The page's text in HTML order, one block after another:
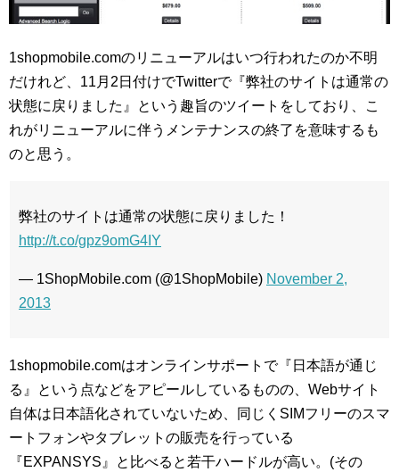
1shopmobile.comのリニューアルはいつ行われたのか不明
だけれど、11月2日付けでTwitterで『弊社のサイトは通常の
状態に戻りました』という趣旨のツイートをしており、こ
れがリニューアルに伴うメンテナンスの終了を意味するも
のと思う。
弊社のサイトは通常の状態に戻りました！
http://t.co/gpz9omG4IY
— 1ShopMobile.com (@1ShopMobile) November 2,
2013
1shopmobile.comはオンラインサポートで『日本語が通じ
る』という点などをアピールしているものの、Webサイト
自体は日本語化されていないため、同じくSIMフリーのスマ
ートフォンやタブレットの販売を行っている
『EXPANSYS』と比べると若干ハードルが高い。(その